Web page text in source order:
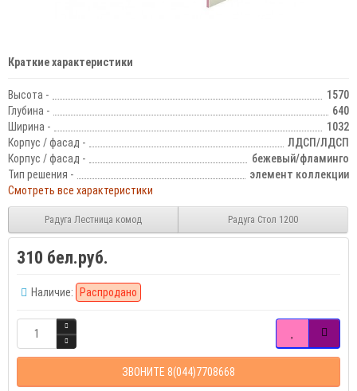
Краткие характеристики
Высота -
1570
Глубина -
640
Ширина -
1032
Корпус / фасад -
ЛДСП/ЛДСП
Корпус / фасад -
бежевый/фламинго
Тип решения -
элемент коллекции
Смотреть все характеристики
Радуга Лестница комод Радуга Стол 1200
310 бел.руб.
Наличие: Распродано
ЗВОНИТЕ 8(044)7708668